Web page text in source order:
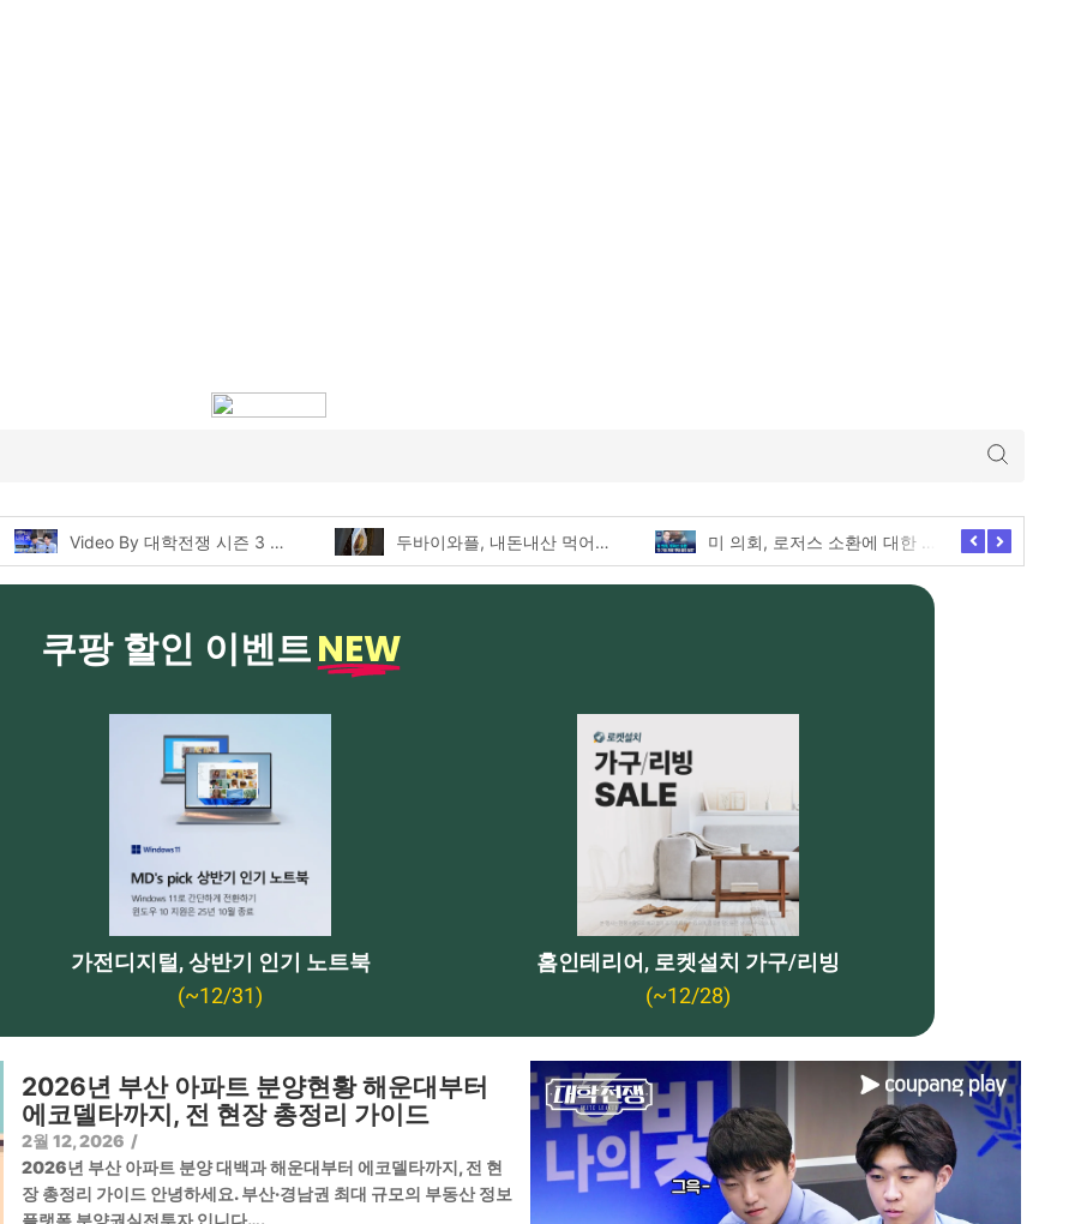
쿠팡 할인 이벤트 NEW
가전디지털, 상반기 인기 노트북
(~12/31)
홈인테리어, 로켓설치 가구/리빙
(~12/28)
2026년 부산 아파트 분양현황 해운대부터
에코델타까지, 전 현장 총정리 가이드
2월 12, 2026 /
2026년 부산 아파트 분양 대백과 해운대부터 에코델타까지, 전 현
장 총정리 가이드 안녕하세요. 부산·경남권 최대 규모의 부동산 정보